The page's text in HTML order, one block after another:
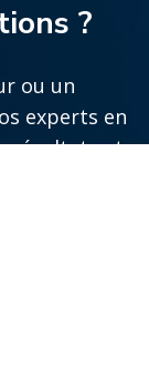
?
ou un
experts en
résultats et